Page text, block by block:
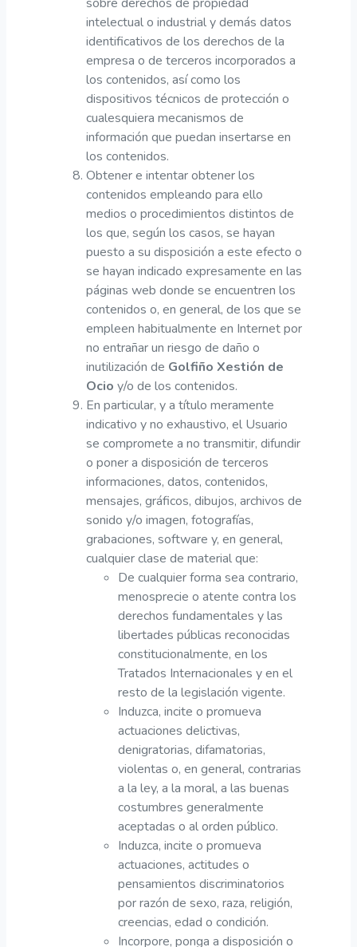
intelectual o industrial y demás datos
identificativos de los derechos de la
empresa o de terceros incorporados a
los contenidos, así como los
dispositivos técnicos de protección o
cualesquiera mecanismos de
información que puedan insertarse en
los contenidos.
Obtener e intentar obtener los
contenidos empleando para ello
medios o procedimientos distintos de
los que, según los casos, se hayan
puesto a su disposición a este efecto o
se hayan indicado expresamente en las
páginas web donde se encuentren los
contenidos o, en general, de los que se
empleen habitualmente en Internet por
no entrañar un riesgo de daño o
inutilización de Golfiño Xestión de
Ocio y/o de los contenidos.
En particular, y a título meramente
indicativo y no exhaustivo, el Usuario
se compromete a no transmitir, difundir
o poner a disposición de terceros
informaciones, datos, contenidos,
mensajes, gráficos, dibujos, archivos de
sonido y/o imagen, fotografías,
grabaciones, software y, en general,
cualquier clase de material que:
De cualquier forma sea contrario,
menosprecie o atente contra los
derechos fundamentales y las
libertades públicas reconocidas
constitucionalmente, en los
Tratados Internacionales y en el
resto de la legislación vigente.
Induzca, incite o promueva
actuaciones delictivas,
denigratorias, difamatorias,
violentas o, en general, contrarias
a la ley, a la moral, a las buenas
costumbres generalmente
aceptadas o al orden público.
Induzca, incite o promueva
actuaciones, actitudes o
pensamientos discriminatorios
por razón de sexo, raza, religión,
creencias, edad o condición.
Incorpore, ponga a disposición o